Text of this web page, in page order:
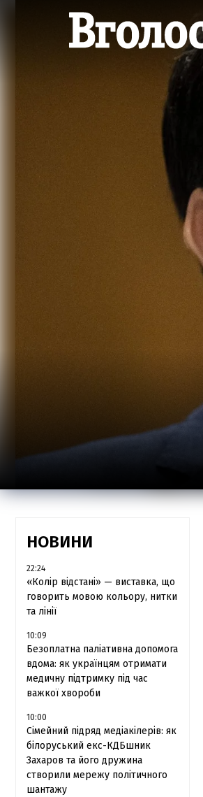
НОВИНИ
22:24
«Колір відстані» — виставка, що
говорить мовою кольору, нитки
та лінії
10:09
Безоплатна паліативна допомога
вдома: як українцям отримати
медичну підтримку під час
важкої хвороби
10:00
Сімейний підряд медіакілерів: як
білоруський екс-КДБшник
Захаров та його дружина
створили мережу політичного
шантажу